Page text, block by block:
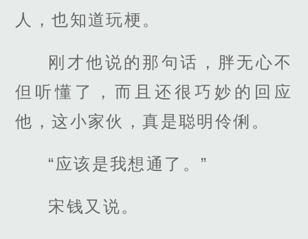
人，也知道玩梗。
刚才他说的那句话，胖无心不
但听懂了，而且还很巧妙的回应
他，这小家伙，真是聪明伶俐。
“应该是我想通了。”
宋钱又说。